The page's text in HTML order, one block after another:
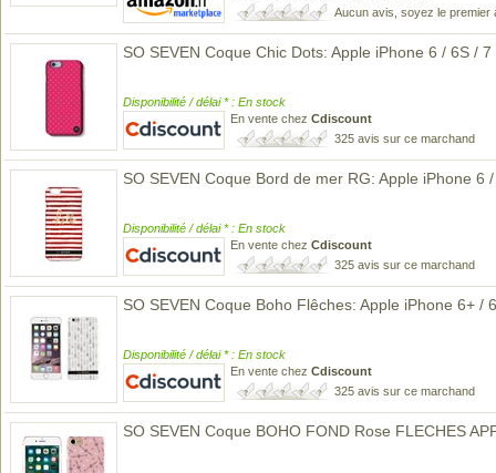
Aucun avis, soyez le premier
SO SEVEN Coque Chic Dots: Apple iPhone 6 / 6S / 7
Disponibilité / délai * : En stock
En vente chez Cdiscount
325 avis sur ce marchand
SO SEVEN Coque Bord de mer RG: Apple iPhone 6
Disponibilité / délai * : En stock
En vente chez Cdiscount
325 avis sur ce marchand
SO SEVEN Coque Boho Flêches: Apple iPhone 6+ /
Disponibilité / délai * : En stock
En vente chez Cdiscount
325 avis sur ce marchand
SO SEVEN Coque BOHO FOND Rose FLECHES